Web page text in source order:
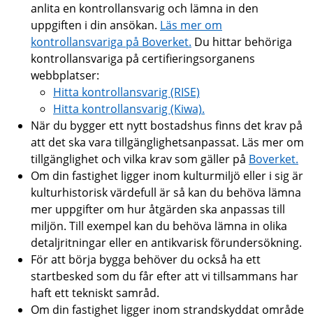
anlita en kontrollansvarig och lämna in den
uppgiften i din ansökan. Läs mer om
kontrollansvariga på Boverket. Du hittar behöriga
kontrollansvariga på certifieringsorganens
webbplatser:
Hitta kontrollansvarig (RISE)
Hitta kontrollansvarig (Kiwa).
När du bygger ett nytt bostadshus finns det krav på
att det ska vara tillgänglighetsanpassat. Läs mer om
tillgänglighet och vilka krav som gäller på Boverket.
Om din fastighet ligger inom kulturmiljö eller i sig är
kulturhistorisk värdefull är så kan du behöva lämna
mer uppgifter om hur åtgärden ska anpassas till
miljön. Till exempel kan du behöva lämna in olika
detaljritningar eller en antikvarisk förundersökning.
För att börja bygga behöver du också ha ett
startbesked som du får efter att vi tillsammans har
haft ett tekniskt samråd.
Om din fastighet ligger inom strandskyddat område